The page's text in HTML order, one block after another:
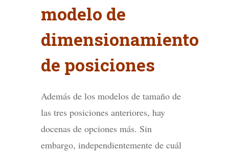
modelo de
dimensionamiento
de posiciones
Además de los modelos de tamaño de
las tres posiciones anteriores, hay
docenas de opciones más. Sin
embargo, independientemente de cuál